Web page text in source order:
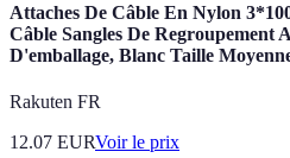
Attaches De Câble En Nylon
Câble Sangles De Regroupement
D'emballage, Blanc Taille
Rakuten FR
12.07 EURVoir le prix